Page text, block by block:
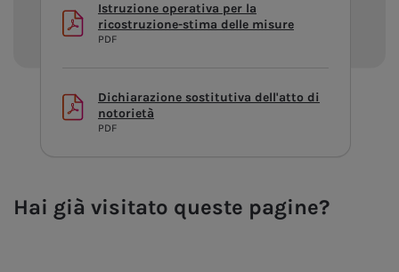
Istruzione operativa per la
ricostruzione-stima delle misure
PDF
Dichiarazione sostitutiva dell'atto di
notorietà
PDF
Hai già visitato queste pagine?